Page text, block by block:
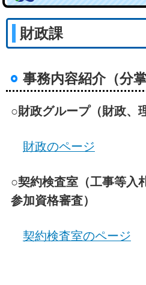
財政課
事務内容紹介（分掌
○財政グループ（財政、
財政のページ
○契約検査室（工事等入
参加資格審査）
契約検査室のページ